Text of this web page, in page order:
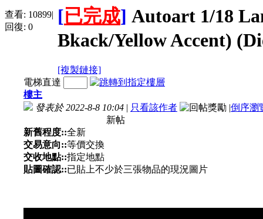
查看: 10899|
回復: 0
[已完成] Autoart 1/18
Bkack/Yellow Accent)
[複製鏈接]
電梯直達
樓主
發表於 2022-8-8 10:04 | 只看該作者 |倒序瀏
新帖
新舊程度::全新
交易意向::等價交換
交收地點::指定地點
貼圖確認::已貼上不少於三張物品的現況圖片